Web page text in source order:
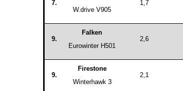
7.
W.drive V905
1,7
9.
Falken
Eurowinter H501
2,6
9.
Firestone
Winterhawk 3
2,1